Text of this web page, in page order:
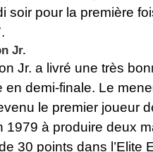
soir pour la première
Jr.
Jr. a livré une très
en demi-finale. Le
le premier joueur
1979 à produire deux
30 points dans l’Elite